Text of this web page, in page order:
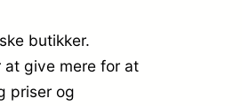
butikker.
at give mere for at
priser og